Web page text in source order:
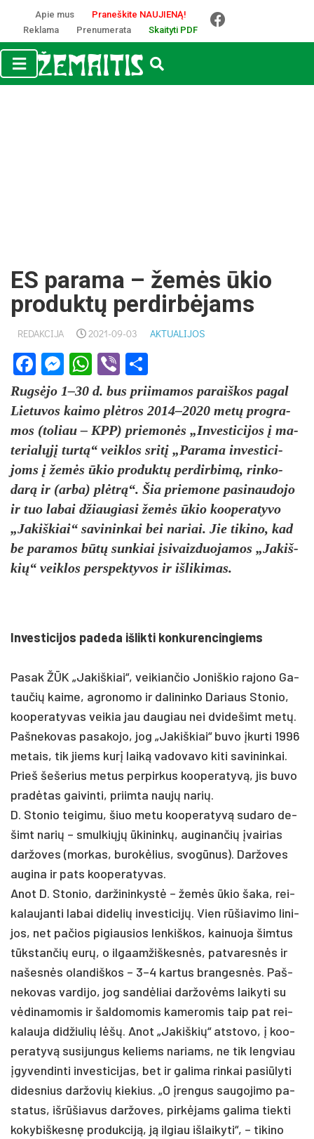
Apie mus
Praneškite NAUJIENĄ!
Reklama
Prenumerata Skaityti PDF
ES parama – žemės ūkio
produktų perdirbėjams
REDAKCIJA 2021-09-03 AKTUALIJOS
Facebook
Messenger
WhatsApp
Viber
Rugsė­jo 1–30 d. bus prii­ma­mos pa­raiš­kos pa­gal
Lie­tu­vos kai­mo plėtros 2014–2020 metų pro­gra­
mos (to­liau – KPP) prie­monės „In­ves­ti­ci­jos į ma­
te­rialųjį turtą“ veik­los sritį „Pa­ra­ma in­ves­ti­ci­
joms į žemės ūkio pro­duktų per­dir­bimą, rin­ko­
darą ir (ar­ba) plėtrą“. Šia prie­mo­ne pa­si­nau­do­jo
ir tuo la­bai džiau­gia­si žemės ūkio koo­pe­ra­ty­vo
„Ja­kiš­kiai“ sa­vi­nin­kai bei na­riai. Jie ti­ki­no, kad
be pa­ra­mos būtų sun­kiai įsi­vaiz­duo­ja­mos „Ja­kiš­
kių“ veik­los per­spek­ty­vos ir iš­li­ki­mas.
In­ves­ti­ci­jos pa­de­da iš­lik­ti kon­ku­ren­cin­giems
Pa­sak ŽŪK „Ja­kiš­kiai“, vei­kian­čio Jo­niš­kio ra­jo­no Ga­
tau­čių kai­me, ag­ro­no­mo ir da­li­nin­ko Da­riaus Sto­nio,
koo­pe­ra­ty­vas vei­kia jau dau­giau nei dvi­de­šimt metų.
Paš­ne­ko­vas pa­sa­ko­jo, jog „Ja­kiš­kiai“ bu­vo įkur­ti 1996
me­tais, tik jiems kurį laiką va­do­va­vo ki­ti sa­vi­nin­kai.
Prieš še­še­rius me­tus per­pir­kus koo­pe­ra­tyvą, jis bu­vo
pra­dėtas gai­vin­ti, priim­ta naujų na­rių.
D. Sto­nio tei­gi­mu, šiuo me­tu koo­pe­ra­tyvą su­da­ro de­
šimt na­rių – smul­kiųjų ūki­ninkų, au­gi­nan­čių įvai­rias
dar­žo­ves (mor­kas, bu­rokė­lius, svogū­nus). Dar­žo­ves
au­gi­na ir pa­ts koo­pe­ra­ty­vas.
Anot D. Sto­nio, dar­ži­nin­kystė – žemės ūkio ša­ka, rei­
ka­lau­jan­ti la­bai di­de­lių in­ves­ti­cijų. Vien rūšia­vi­mo li­ni­
jos, net pa­čios pi­giau­sios len­kiš­kos, kai­nuo­ja šim­tus
tūkstan­čių eurų, o il­gaam­žiš­kesnės, pa­tva­resnės ir
na­šesnės olan­diš­kos – 3–4 kar­tus bran­gesnės. Paš­
ne­ko­vas var­di­jo, jog san­dėliai dar­žovėms lai­ky­ti su
vėdi­na­mo­mis ir šal­do­mo­mis ka­me­ro­mis taip pat rei­
ka­lau­ja did­žiu­lių lėšų. Anot „Ja­kiš­kių“ at­sto­vo, į koo­
pe­ra­tyvą su­si­jun­gus ke­liems na­riams, ne tik leng­viau
įgy­ven­din­ti in­ves­ti­ci­jas, bet ir ga­li­ma rin­kai pa­si­ūly­ti
di­des­nius dar­žo­vių kie­kius. „O įren­gus sau­go­ji­mo pa­
sta­tus, išrū­šia­vus dar­žo­ves, pirkė­jams ga­li­ma tiek­ti
ko­ky­biš­kesnę pro­duk­ciją, ją il­giau iš­lai­ky­ti“, – ti­ki­no